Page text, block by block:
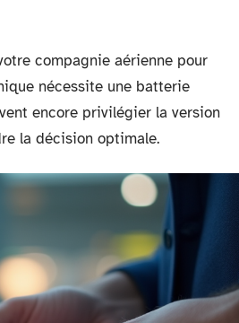
compagnie aérienne pour
nécessite une batterie
encore privilégier la version
la décision optimale.